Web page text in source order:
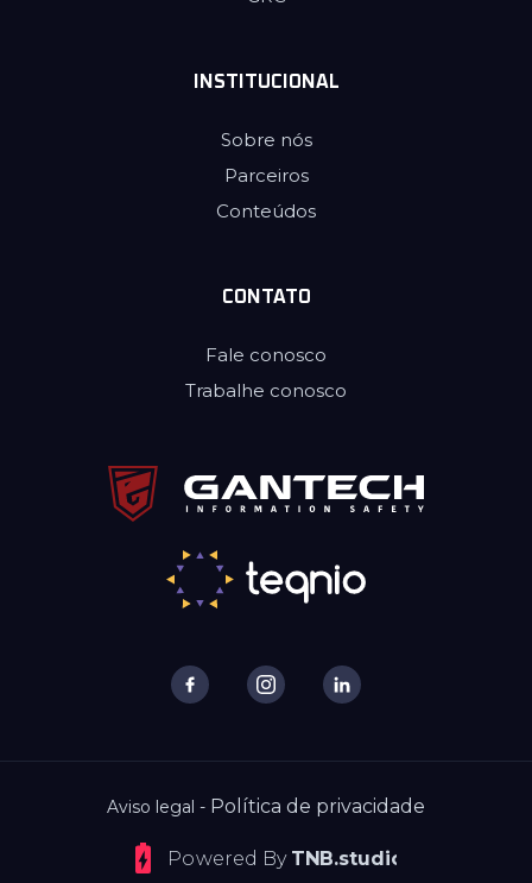
INSTITUCIONAL
Sobre nós
Parceiros
Conteúdos
CONTATO
Fale conosco
Trabalhe conosco
Aviso legal - Política de privacidade
Powered By TNB.studio